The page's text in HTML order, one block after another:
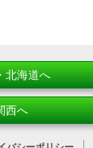
北海道へ
西へ